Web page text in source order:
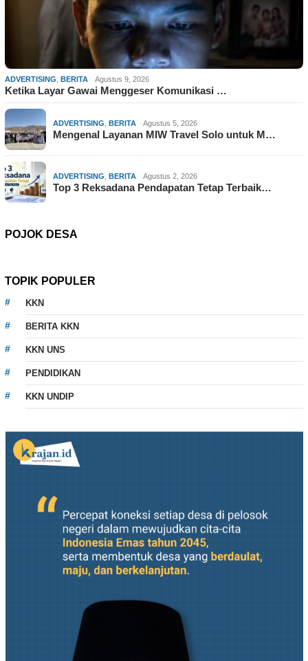
ADVERTISING BERITA Agustus 9, 2026
Ketika Layar Gawai Menggeser Komunikasi …
ADVERTISING BERITA Agustus 5, 2026
Mengenal Layanan MIW Travel Solo untuk M…
ADVERTISING BERITA Agustus 2, 2026
Top 3 Reksadana Pendapatan Tetap Terbaik…
POJOK DESA
TOPIK POPULER
KKN
BERITA KKN
KKN UNS
PENDIDIKAN
KKN UNDIP